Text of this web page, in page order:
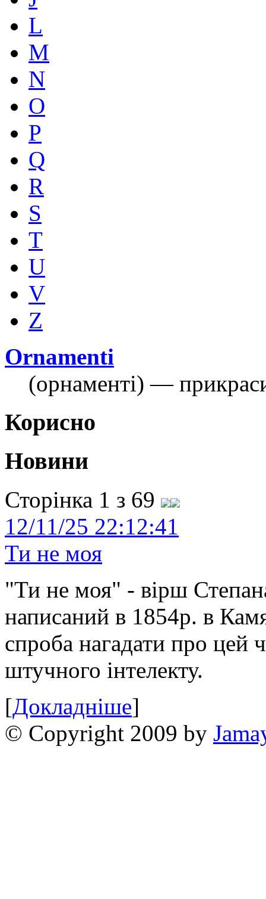
L
M
N
O
P
Q
R
S
T
U
V
Z
Ornamenti
(орнаменті) —
Корисно
Новини
Сторінка 1 з 69
12/11/25 22:12:41
Ти не моя
"Ти не моя" - вірш
написаний в 1854р. в
спроба нагадати про цей
штучного інтелекту.
[Докладніше]
© Copyright 2009 by